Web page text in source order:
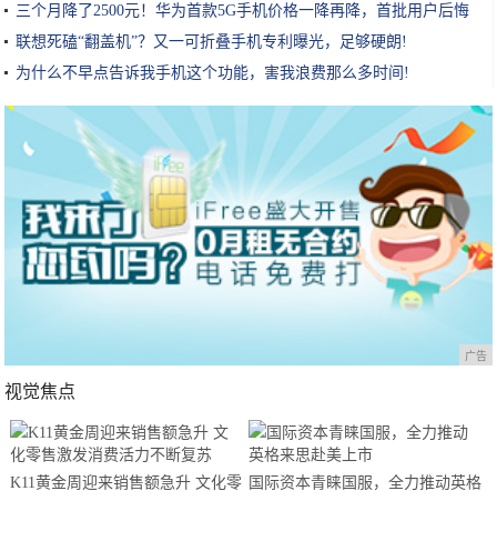
三个月降了2500元！华为首款5G手机价格一降再降，首批用户后悔
了!
联想死磕“翻盖机”？又一可折叠手机专利曝光，足够硬朗!
为什么不早点告诉我手机这个功能，害我浪费那么多时间!
广告
视觉焦点
K11黄金周迎来销售额急升 文化零
国际资本青睐国服，全力推动英格